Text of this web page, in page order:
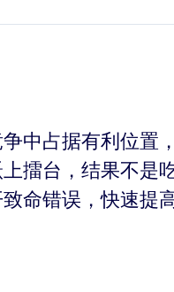
中占据有利位置
擂台，结果不是
命错误，快速提